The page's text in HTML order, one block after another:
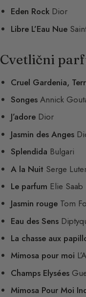
Eden Rock Dior
Libre L’Eau Nue
Cvetlični
Cruel Gardenia,
Songes Annick
J’adore Dior
Jasmin des Anges
Splendida Bulgari
A la Nuit Serge
Le parfum Elie Saab
Jasmin rouge Tom
Eau des Sens
La chasse aux
Mimosa pour moi
Champs Elysées
Mimosa Pour Moi